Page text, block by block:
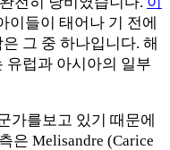
이들이 태어나 기 전에
그 중 하나입니다. 해
유럽과 아시아의 일부
가를보고 있기 때문에
은 Melisandre (Carice